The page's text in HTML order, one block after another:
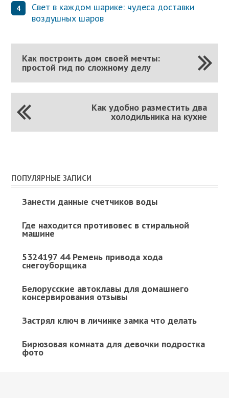
Свет в каждом шарике: чудеса доставки
воздушных шаров
Как построить дом своей мечты:
простой гид по сложному делу
Как удобно разместить два
холодильника на кухне
ПОПУЛЯРНЫЕ ЗАПИСИ
Занести данные счетчиков воды
Где находится противовес в стиральной
машине
5324197 44 Ремень привода хода
снегоуборщика
Белорусские автоклавы для домашнего
консервирования отзывы
Застрял ключ в личинке замка что делать
Бирюзовая комната для девочки подростка
фото